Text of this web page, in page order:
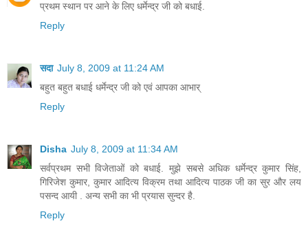
प्रथम स्थान पर आने के लिए धर्मेन्द्र जी को बधाई.
Reply
सदा July 8, 2009 at 11:24 AM
बहुत बहुत बधाई धर्मेन्‍द्र जी को एवं आपका आभार्
Reply
Disha July 8, 2009 at 11:34 AM
सर्वप्रथम सभी विजेताओं को बधाई. मुझे सबसे अधिक धर्मेन्द्र कुमार सिंह,
गिरिजेश कुमार, कुमार आदित्य विक्रम तथा आदित्य पाठक जी का सुर और लय
पसन्द आयी . अन्य सभी का भी प्रयास सुन्दर है.
Reply